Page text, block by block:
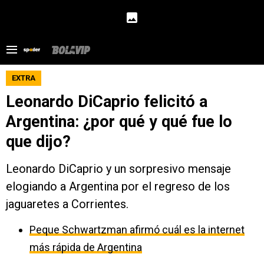
EXTRA
Leonardo DiCaprio felicitó a
Argentina: ¿por qué y qué fue lo
que dijo?
Leonardo DiCaprio y un sorpresivo mensaje
elogiando a Argentina por el regreso de los
jaguaretes a Corrientes.
Peque Schwartzman afirmó cuál es la internet
más rápida de Argentina